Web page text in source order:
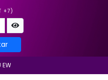
+7)
KAMI JIKA INGIN DIPROSES!!! |